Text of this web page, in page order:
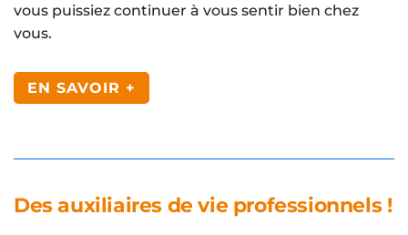
vous puissiez continuer à vous sentir bien chez
vous.
EN SAVOIR +
Des auxiliaires de vie professionnels !